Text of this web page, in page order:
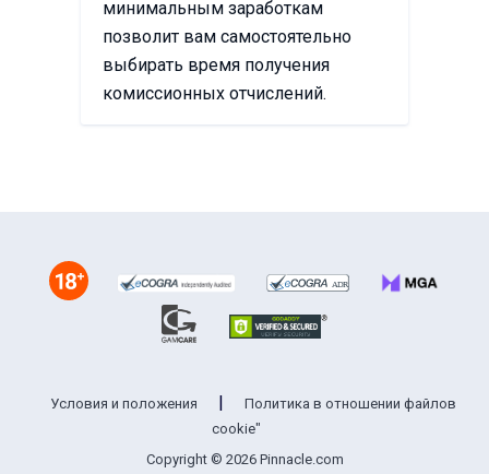
минимальным заработкам
позволит вам самостоятельно
выбирать время получения
комиссионных отчислений.
Условия и положения |
Политика в отношении файлов
cookie"
Copyright © 2026 Pinnacle.com